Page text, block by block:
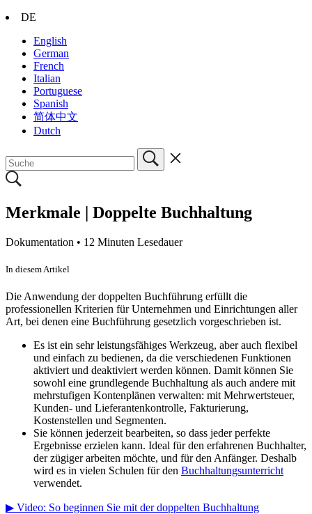
DE
English
German
French
Italian
Portuguese
Spanish
简体中文
Dutch
Merkmale | Doppelte Buchhaltung
Dokumentation • 12 Minuten Lesedauer
In diesem Artikel
Die Anwendung der doppelten Buchführung erfüllt die
professionellen Kriterien für Unternehmen und Einrichtungen aller
Art, bei denen eine Buchführung gesetzlich vorgeschrieben ist.
Es ist ein sehr leistungsfähiges Werkzeug, aber auch flexibel
und einfach zu bedienen, da die verschiedenen Funktionen
aktiviert und deaktiviert werden können. Damit können Sie
sowohl eine grundlegende Buchhaltung als auch andere mit
mehrstufigen Kontenplänen verwalten: mit Mehrwertsteuer,
Kunden- und Lieferantenkontrolle, Fakturierung,
Kostenstellen und Segmenten.
Sie können jederzeit bearbeiten, so dass jeder perfekte
Ergebnisse erzielen kann. Ideal für den erfahrenen Buchhalter,
der zügiger arbeiten möchte, und für den Anfänger. Deshalb
wird es in vielen Schulen für den Buchhaltungsunterricht
verwendet.
▶ Video: So beginnen Sie mit der doppelten Buchhaltung